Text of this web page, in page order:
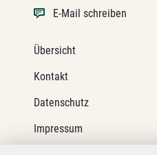
E-Mail schreiben
Übersicht
Kontakt
Datenschutz
Impressum